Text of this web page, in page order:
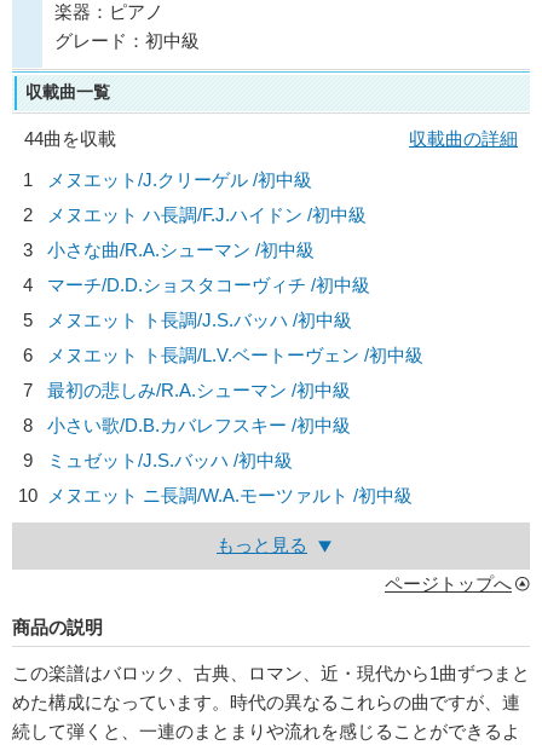
楽器：ピアノ
グレード：初中級
収載曲一覧
44曲を収載
収載曲の詳細
1
メヌエット/J.クリーゲル /初中級
2
メヌエット ハ長調/F.J.ハイドン /初中級
3
小さな曲/R.A.シューマン /初中級
4
マーチ/D.D.ショスタコーヴィチ /初中級
5
メヌエット ト長調/J.S.バッハ /初中級
6
メヌエット ト長調/L.V.ベートーヴェン /初中級
7
最初の悲しみ/R.A.シューマン /初中級
8
小さい歌/D.B.カバレフスキー /初中級
9
ミュゼット/J.S.バッハ /初中級
10
メヌエット ニ長調/W.A.モーツァルト /初中級
もっと見る
ページトップへ
商品の説明
この楽譜はバロック、古典、ロマン、近・現代から1曲ずつまと
めた構成になっています。時代の異なるこれらの曲ですが、連
続して弾くと、一連のまとまりや流れを感じることができるよ